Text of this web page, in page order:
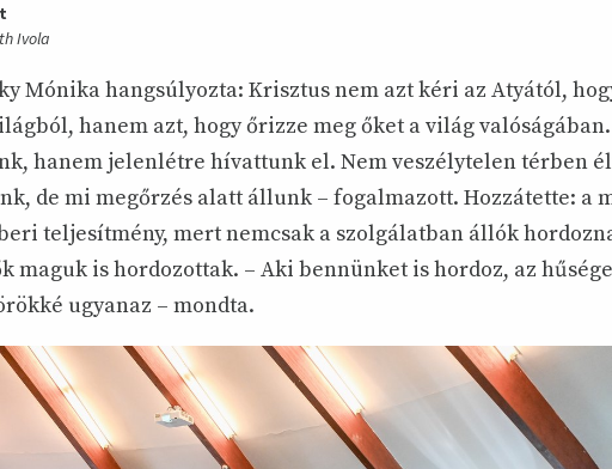
Ivola
Mónika hangsúlyozta: Krisztus nem azt kéri az Atyától,
hanem azt, hogy őrizze meg őket a világ
hanem jelenlétre hívattunk el. Nem veszélytelen térben
de mi megőrzés alatt állunk – fogalmazott. Hozzátette: a
teljesítmény, mert nemcsak a szolgálatban állók
maguk is hordozottak. – Aki bennünket is hordoz, az
ugyanaz – mondta.